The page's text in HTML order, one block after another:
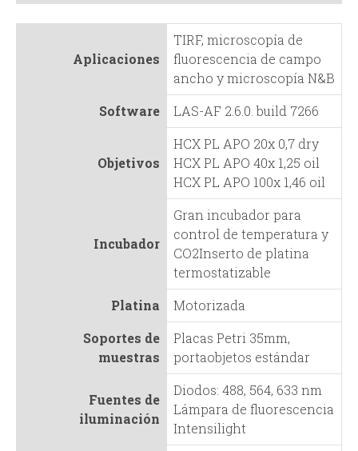
u
e
d
a
Aplicaciones
TIRF, microscopía de
fluorescencia de campo
ancho y microscopía N&B
Software
LAS-AF 2.6.0. build 7266
Objetivos
HCX PL APO 20x 0,7 dry
HCX PL APO 40x 1,25 oil
HCX PL APO 100x 1,46 oil
Incubador
Gran incubador para
control de temperatura y
CO2Inserto de platina
termostatizable
Platina
Motorizada
Soportes de
muestras
Placas Petri 35mm,
portaobjetos estándar
Fuentes de
iluminación
Diodos: 488, 564, 633 nm
Lámpara de fluorescencia
Intensilight